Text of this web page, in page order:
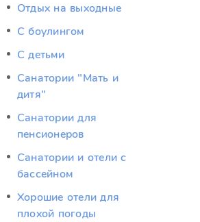
Отдых на выходные
С боулингом
С детьми
Санатории "Мать и
дитя"
Санатории для
пенсионеров
Санатории и отели с
бассейном
Хорошие отели для
плохой погоды